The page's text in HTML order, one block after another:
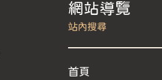
​網站導覽
首頁